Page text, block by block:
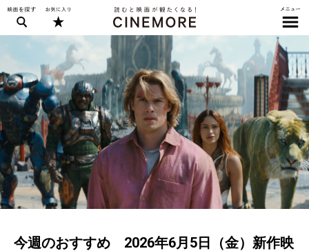
今週のおすすめ 2026年6月5日（金）新作映